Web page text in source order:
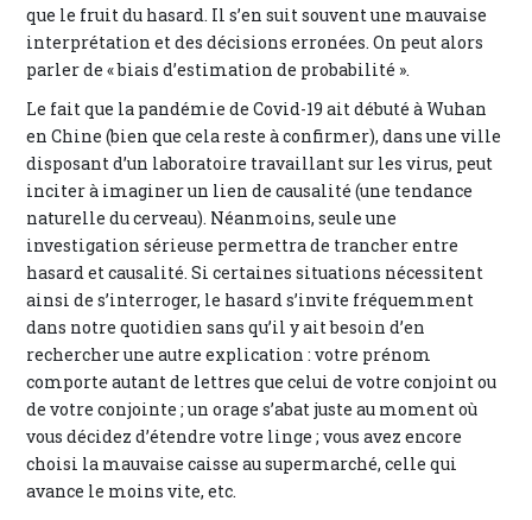
que le fruit du hasard. Il s’en suit souvent une mauvaise
interprétation et des décisions erronées. On peut alors
parler de « biais d’estimation de probabilité ».
Le fait que la pandémie de Covid-19 ait débuté à Wuhan
en Chine (bien que cela reste à confirmer), dans une ville
disposant d’un laboratoire travaillant sur les virus, peut
inciter à imaginer un lien de causalité (une tendance
naturelle du cerveau). Néanmoins, seule une
investigation sérieuse permettra de trancher entre
hasard et causalité. Si certaines situations nécessitent
ainsi de s’interroger, le hasard s’invite fréquemment
dans notre quotidien sans qu’il y ait besoin d’en
rechercher une autre explication : votre prénom
comporte autant de lettres que celui de votre conjoint ou
de votre conjointe ; un orage s’abat juste au moment où
vous décidez d’étendre votre linge ; vous avez encore
choisi la mauvaise caisse au supermarché, celle qui
avance le moins vite, etc.